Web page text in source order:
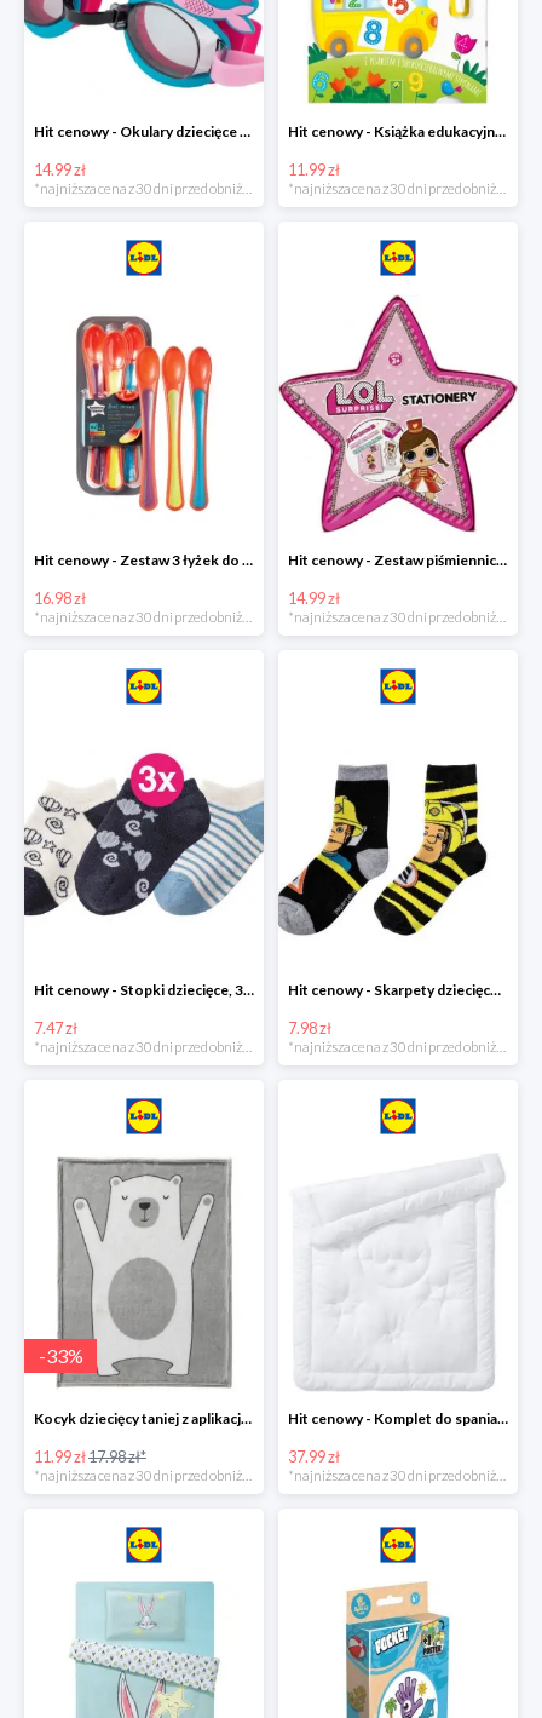
Hit cenowy - Okulary dziecięce do pływania
14.99 zł
Hit cenowy - Książka edukacyjna z pisakiem
11.99 zł
Hit cenowy - Zestaw 3 łyżek do karmienia wskazujących stopień ciepła
16.98 zł
*najniższa cena z 30 dni przed obniżką
Hit cenowy - Zestaw piśmienniczy dla dzieci
14.99 zł
*najniższa cena z 30 dni przed obniżką
Hit cenowy - Stopki dziecięce, 3 pary
7.47 zł
Hit cenowy - Skarpety dziecięce, 2 pary
7.98 zł
-33%
Kocyk dziecięcy taniej z aplikacją Lidl
11.99 zł17.98 zł*
Hit cenowy - Komplet do spania: kołdra i poduszka
37.99 zł